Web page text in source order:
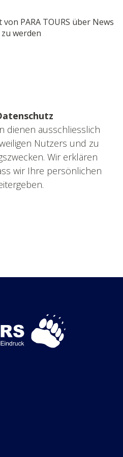
PARA TOURS über News
werden
dienen ausschliesslich
Nutzers und zu
Wir erklären
wir Ihre persönlichen